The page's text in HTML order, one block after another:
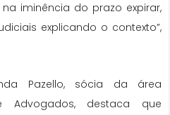
na iminência do prazo expirar,
explicando o contexto”,
Pazello, sócia da área
Advogados, destaca que